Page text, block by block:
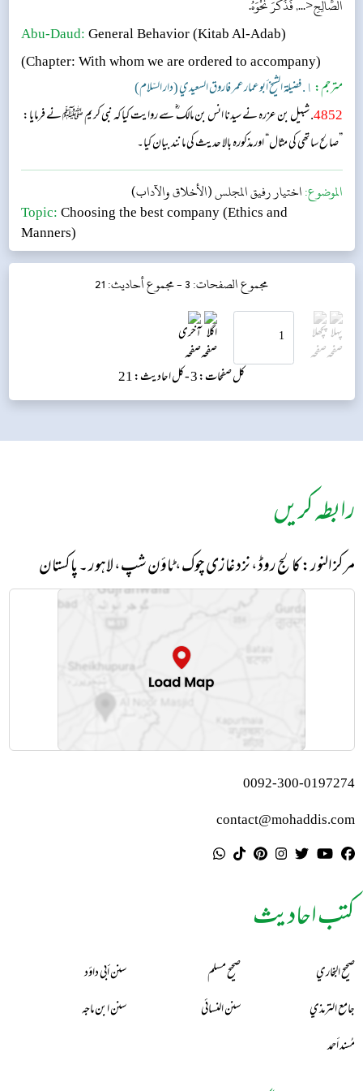
الصَّالِحِ<..., فَذَكَرَ نَحْوَهُ.
Abu-Daud: General Behavior (Kitab Al-Adab)
(Chapter: With whom we are ordered to accompany)
مترجم: ١. فضيلة الشيخ أبو عمار عمر فاروق السعيدي (دار السّلام)
4852. شبیل بن عزرہ نے سیدنا انس بن مالک ؓ سے روایت کیا کہ نبی کریم ﷺ نے فرمایا:
”صالح ساتھی کی مثال“ اور مذکورہ بالا حدیث کی مانند بیان کیا۔
الموضوع:اختيار رفيق المجلس (الأخلاق والآداب)
Topic: Choosing the best company (Ethics and
Manners)
مجموع الصفحات: 3 - مجموع أحاديث: 21
کل صفحات: 3 - کل احادیث: 21
رابطہ کریں
مرکز النور: کالج روڈ، نزد غازی چوک، ٹاؤن شپ، لاہور ۔ پاکستان
0092-300-0197274
contact@mohaddis.com
کتب احادیث
صحيح البخاري صحيح مسلم
سنن أبي داؤد
جامع الترمذي
سنن النسائي
سنن ابن ماجه
مُسند أحمد